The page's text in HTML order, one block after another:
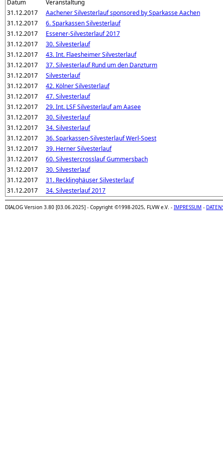
Datum
Veranstaltung
31.12.2017
Aachener Silvesterlauf sponsored by Sparkasse Aachen
31.12.2017
6. Sparkassen Silvesterlauf
31.12.2017
Essener-Silvesterlauf 2017
31.12.2017
30. Silvesterlauf
31.12.2017
43. Int. Flaesheimer Silvesterlauf
31.12.2017
37. Silvesterlauf Rund um den Danzturm
31.12.2017
Silvesterlauf
31.12.2017
42. Kölner Silvesterlauf
31.12.2017
47. Silvesterlauf
31.12.2017
29. Int. LSF Silvesterlauf am Aasee
31.12.2017
30. Silvesterlauf
31.12.2017
34. Silvesterlauf
31.12.2017
36. Sparkassen-Silvesterlauf Werl-Soest
31.12.2017
39. Herner Silvesterlauf
31.12.2017
60. Silvestercrosslauf Gummersbach
31.12.2017
30. Silvesterlauf
31.12.2017
31. Recklinghäuser Silvesterlauf
31.12.2017
34. Silvesterlauf 2017
DIALOG Version 3.80 [03.06.2025] - Copyright ©1998-2025, FLVW e.V. - IMPRESSUM -